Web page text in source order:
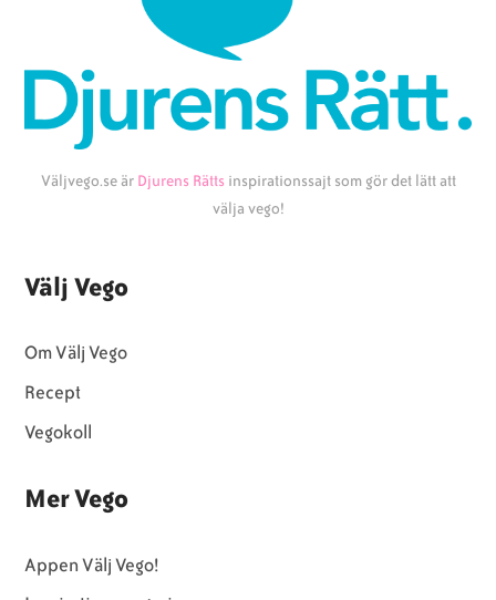
Väljvego.se är Djurens Rätts inspirationssajt som gör det lätt att
välja vego!
Välj Vego
Om Välj Vego
Recept
Vegokoll
Mer Vego
Appen Välj Vego!